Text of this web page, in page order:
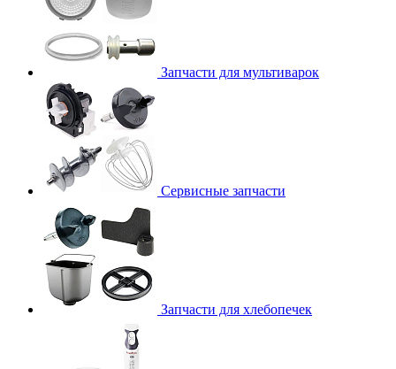
Запчасти для мультиварок
Сервисные запчасти
Запчасти для хлебопечек